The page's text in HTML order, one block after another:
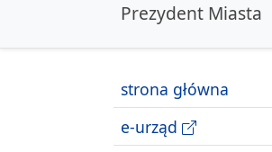
Prezydent Miasta
strona główna
e-urząd